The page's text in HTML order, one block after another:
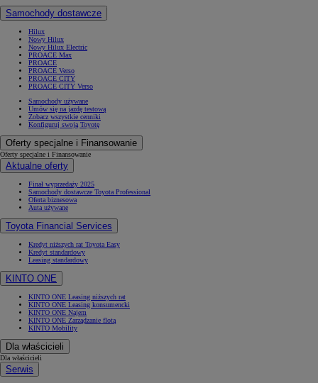
Samochody dostawcze
Hilux
Nowy Hilux
Nowy Hilux Electric
PROACE Max
PROACE
PROACE Verso
PROACE CITY
PROACE CITY Verso
Samochody używane
Umów się na jazdę testową
Zobacz wszystkie cenniki
Konfiguruj swoją Toyotę
Oferty specjalne i Finansowanie
Oferty specjalne i Finansowanie
Aktualne oferty
Finał wyprzedaży 2025
Samochody dostawcze Toyota Professional
Oferta biznesowa
Auta używane
Toyota Financial Services
Kredyt niższych rat Toyota Easy
Kredyt standardowy
Leasing standardowy
KINTO ONE
KINTO ONE Leasing niższych rat
KINTO ONE Leasing konsumencki
KINTO ONE Najem
KINTO ONE Zarządzanie flotą
KINTO Mobility
Dla właścicieli
Dla właścicieli
Serwis